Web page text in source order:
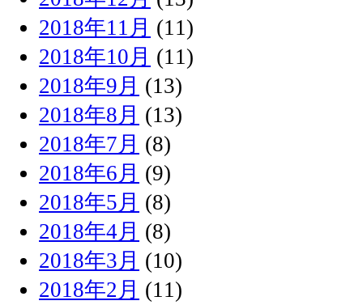
2018年11月 (11)
2018年10月 (11)
2018年9月 (13)
2018年8月 (13)
2018年7月 (8)
2018年6月 (9)
2018年5月 (8)
2018年4月 (8)
2018年3月 (10)
2018年2月 (11)